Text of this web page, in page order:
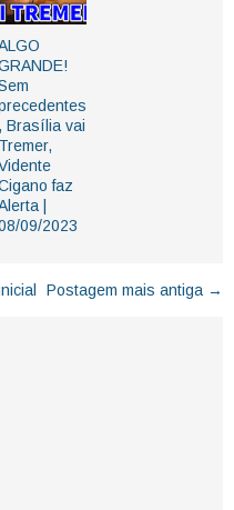
, Brasília vai
Tremer,
faz
|
09/2023
Postagem mais antiga →